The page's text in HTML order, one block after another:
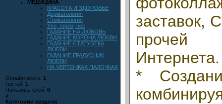
МЕДИЦИНА
КРАСОТА И ЗДОРОВЬЕ
Дерматология
Стоматология
Ухо, горло, нос
ГАДАНИЕ НА ЛЮБОВЬ
ГАДАНИЕ КОРОНА ЛЮБВИ
ГАДАНИЕ СТАТУЭТКА
ЛЮБВИ
ГАДАНИЕ ГРАДУСНИК
ЛЮБВИ
НА ЧЕРТОЧКАХ ПАЛОЧКАХ
Онлайн всего: 1
Гостей: 1
Пользователей: 0
и
Категории раздела
заставок,
Интернета.
*